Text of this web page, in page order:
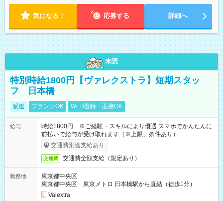
気になる！ 応募する 詳細へ
未読
特別時給1800円【ヴァレクストラ】短期スタッ
フ 日本橋
派遣 ブランクOK WEB登録・面接OK
給与
時給1800円 ※ご経験・スキルにより優遇 スマホでかんたんに
前払いで給与が受け取れます（※上限、条件あり）
交通費別途支給あり
交通費 交通費全額支給（規定あり）
勤務地
東京都中央区
東京都中央区 東京メトロ 日本橋駅から直結（徒歩1分）
Valextra